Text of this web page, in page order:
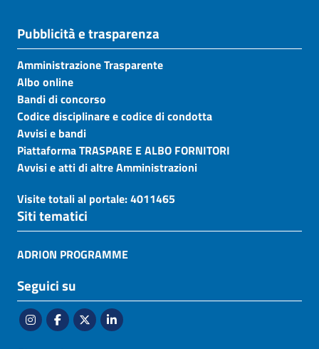
Pubblicità e trasparenza
Amministrazione Trasparente
Albo online
Bandi di concorso
Codice disciplinare e codice di condotta
Avvisi e bandi
Piattaforma TRASPARE E ALBO FORNITORI
Avvisi e atti di altre Amministrazioni
Visite totali al portale: 4011465
Siti tematici
ADRION PROGRAMME
Seguici su